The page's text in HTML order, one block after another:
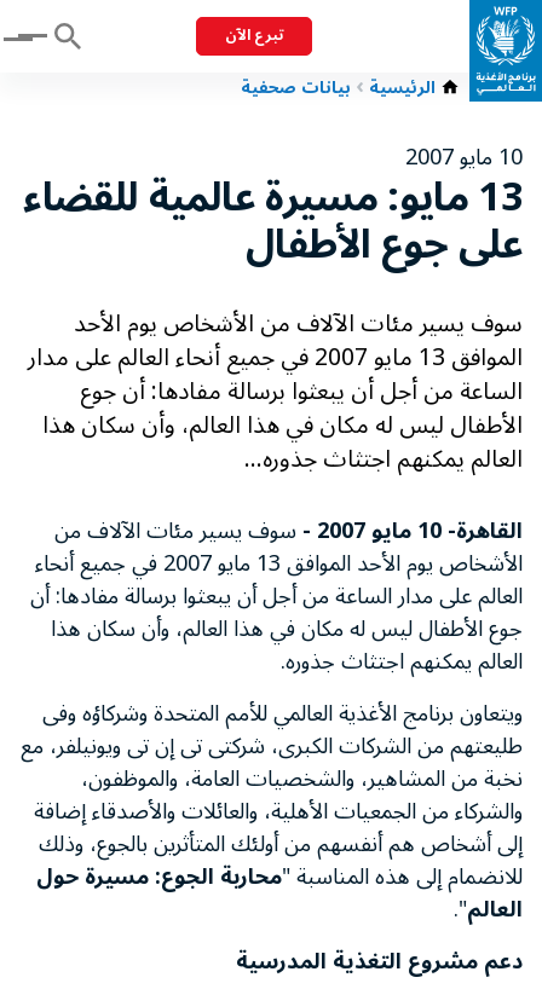
تبرع الآن Menu
الرئيسية بيانات صحفية
10 مايو 2007 13 مايو: مسيرة عالمية للقضاء
على جوع الأطفال
سوف يسير مئات الآلاف من الأشخاص يوم الأحد
الموافق 13 مايو 2007 في جميع أنحاء العالم على مدار
الساعة من أجل أن يبعثوا برسالة مفادها: أن جوع
الأطفال ليس له مكان في هذا العالم، وأن سكان هذا
العالم يمكنهم اجتثاث جذوره...
القاهرة- 10 مايو 2007 - سوف يسير مئات الآلاف من
الأشخاص يوم الأحد الموافق 13 مايو 2007 في جميع أنحاء
العالم على مدار الساعة من أجل أن يبعثوا برسالة مفادها: أن
جوع الأطفال ليس له مكان في هذا العالم، وأن سكان هذا
العالم يمكنهم اجتثاث جذوره.
ويتعاون برنامج الأغذية العالمي للأمم المتحدة وشركاؤه وفى
طليعتهم من الشركات الكبرى، شركتى تى إن تى ويونيلفر، مع
نخبة من المشاهير، والشخصيات العامة، والموظفون،
والشركاء من الجمعيات الأهلية، والعائلات والأصدقاء إضافة
إلى أشخاص هم أنفسهم من أولئك المتأثرين بالجوع، وذلك
للانضمام إلى هذه المناسبة "محاربة الجوع: مسيرة حول
العالم".
دعم مشروع التغذية المدرسية